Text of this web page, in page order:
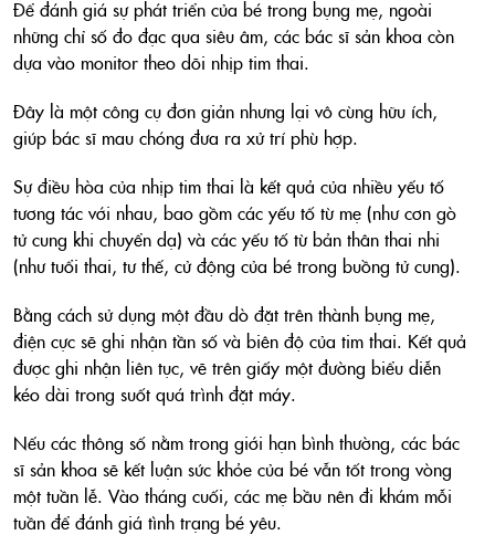
Để đánh giá sự phát triển của bé trong bụng mẹ, ngoài
những chỉ số đo đạc qua siêu âm, các bác sĩ sản khoa còn
dựa vào monitor theo dõi nhịp tim thai.
Đây là một công cụ đơn giản nhưng lại vô cùng hữu ích,
giúp bác sĩ mau chóng đưa ra xử trí phù hợp.
Sự điều hòa của nhịp tim thai là kết quả của nhiều yếu tố
tương tác với nhau, bao gồm các yếu tố từ mẹ (như cơn gò
tử cung khi chuyển dạ) và các yếu tố từ bản thân thai nhi
(như tuổi thai, tư thế, cử động của bé trong buồng tử cung).
Bằng cách sử dụng một đầu dò đặt trên thành bụng mẹ,
điện cực sẽ ghi nhận tần số và biên độ của tim thai. Kết quả
được ghi nhận liên tục, vẽ trên giấy một đường biểu diễn
kéo dài trong suốt quá trình đặt máy.
Nếu các thông số nằm trong giới hạn bình thường, các bác
sĩ sản khoa sẽ kết luận sức khỏe của bé vẫn tốt trong vòng
một tuần lễ. Vào tháng cuối, các mẹ bầu nên đi khám mỗi
tuần để đánh giá tình trạng bé yêu.